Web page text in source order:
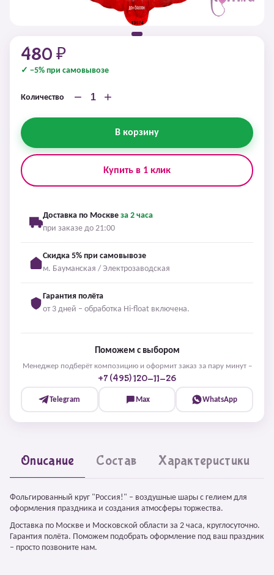
480 ₽
✓ −5% при самовывозе
Количество − +
В корзину
Купить в 1 клик
Доставка по Москве за 2 часа
при заказе до 21:00
Скидка 5% при самовывозе
м. Бауманская / Электрозаводская
Гарантия полёта
от 3 дней – обработка Hi-float включена.
Поможем с выбором
Менеджер подберёт композицию и оформит заказ за пару минут –
+7 (495) 120-11-26
Telegram Max WhatsApp
Описание Состав Характеристики
Фольгированный круг "Россия!" – воздушные шары с гелием для
оформления праздника и создания атмосферы торжества.
Доставка по Москве и Московской области за 2 часа, круглосуточно.
Гарантия полёта. Поможем подобрать оформление под ваш праздник
– просто позвоните нам.